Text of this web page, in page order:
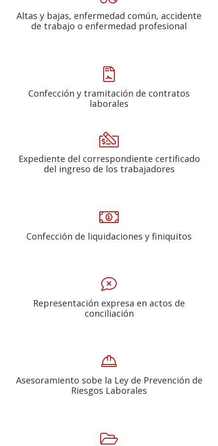
Altas y bajas, enfermedad común, accidente
de trabajo o enfermedad profesional
Confección y tramitación de contratos
laborales
Expediente del correspondiente certificado
del ingreso de los trabajadores
Confección de liquidaciones y finiquitos
Representación expresa en actos de
conciliación
Asesoramiento sobe la Ley de Prevención de
Riesgos Laborales